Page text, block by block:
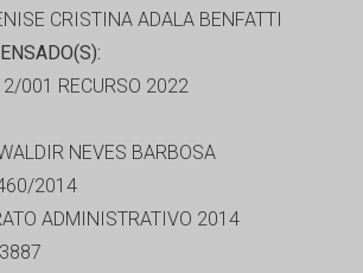
CRISTINA ADALA BENFATTI
001 RECURSO 2022
NEVES BARBOSA
2014
ADMINISTRATIVO 2014